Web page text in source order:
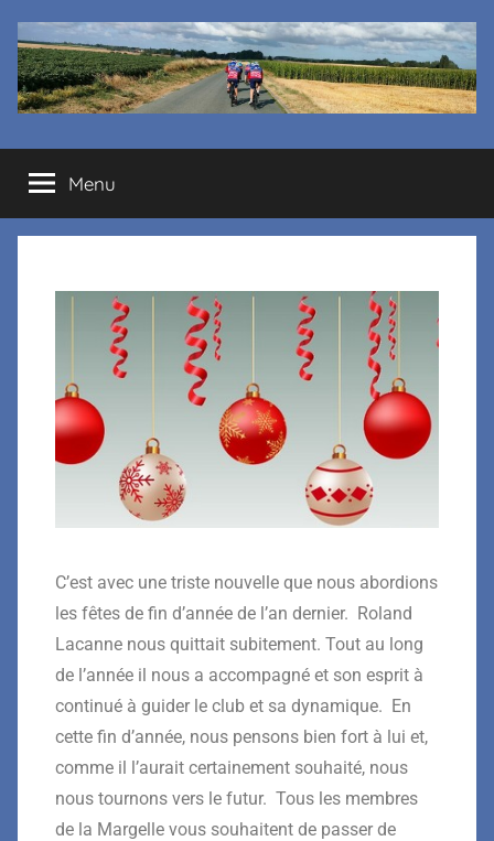
Cyclo
club
Margelle
Menu
C’est avec une triste nouvelle que nous abordions
les fêtes de fin d’année de l’an dernier. Roland
Lacanne nous quittait subitement. Tout au long
de l’année il nous a accompagné et son esprit à
continué à guider le club et sa dynamique. En
cette fin d’année, nous pensons bien fort à lui et,
comme il l’aurait certainement souhaité, nous
nous tournons vers le futur. Tous les membres
de la Margelle vous souhaitent de passer de